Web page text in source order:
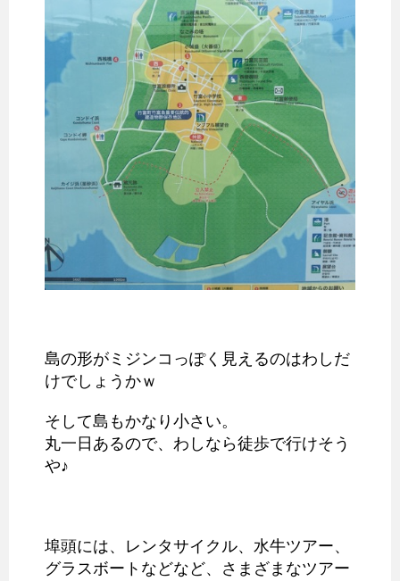
島の形がミジンコっぽく見えるのはわしだ
けでしょうかｗ
そして島もかなり小さい。
丸一日あるので、わしなら徒歩で行けそう
や♪
埠頭には、レンタサイクル、水牛ツアー、
グラスボートなどなど、さまざまなツアー